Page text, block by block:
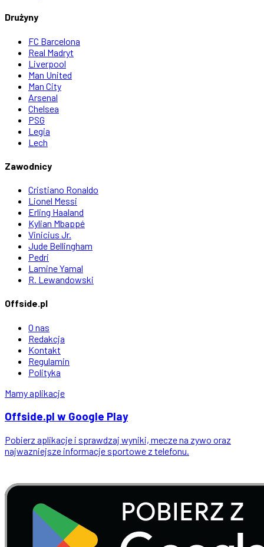
Drużyny
FC Barcelona
Real Madryt
Liverpool
Man United
Man City
Arsenal
Chelsea
PSG
Legia
Lech
Zawodnicy
Cristiano Ronaldo
Lionel Messi
Erling Haaland
Kylian Mbappé
Vinicius Jr.
Jude Bellingham
Pedri
Lamine Yamal
R. Lewandowski
Offside.pl
O nas
Redakcja
Kontakt
Regulamin
Polityka
Mamy aplikacje
Offside.pl w Google Play
Pobierz aplikacje i sprawdzaj wyniki, mecze na zywo oraz
najwazniejsze informacje sportowe z telefonu.